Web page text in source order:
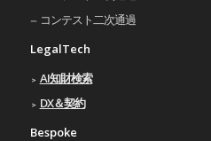
コンテスト二次通過
LegalTech
AI知財検索
DX＆契約
Bespoke